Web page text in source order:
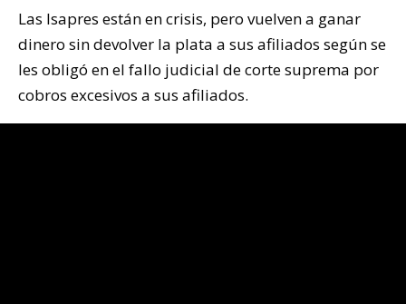
Las Isapres están en crisis, pero vuelven a ganar
dinero sin devolver la plata a sus afiliados según se
les obligó en el fallo judicial de corte suprema por
cobros excesivos a sus afiliados.